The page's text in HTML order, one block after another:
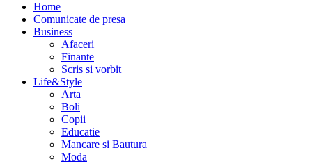
Home
Comunicate de presa
Business
Afaceri
Finante
Scris si vorbit
Life&Style
Arta
Boli
Copii
Educatie
Mancare si Bautura
Moda